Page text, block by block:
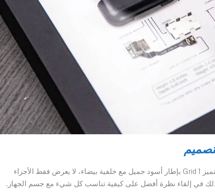
يتناسب Grid Studio Grid 1 بشكل مثالي مع لغة تصميم Apple. يتميز Grid 1 بإطار أسود جميل مع خلفية بيضاء، لا يعرض فقط الأجزاء